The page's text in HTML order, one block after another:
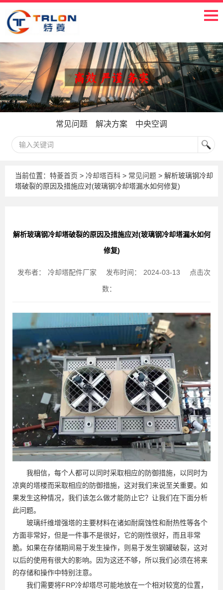
常见问题 解决方案 中央空调
当前位置： 特菱首页 > 冷却塔百科 > 常见问题 > 解析玻璃钢冷却
塔破裂的原因及措施应对(玻璃钢冷却塔漏水如何修复)
解析玻璃钢冷却塔破裂的原因及措施应对(玻璃钢冷却塔漏水如何
修复)
发布者： 冷却塔配件厂家 发布时间： 2024-03-13 点击次
数：
我相信，每个人都可以同时采取相应的防御措施，以同时为
凉爽的塔楼而采取相应的防御措施，这对我们来说至关重要。如
果发生这种情况，我们该怎么做才能防止它？让我们在下面分析
此问题。
玻璃纤维增​​强塔的主要材料在诸如耐腐蚀性和耐热性等各个
方面非常好，但是一件事不是很好，它的刚性很好，而且非常
脆。如果在存储期间易于发生操作，则易于发生钢罐破裂，这对
以后的使用有很大的影响。因为这还不够，所以我们必须在将来
的存储和操作中特别注意。
我们需要将FRP冷却塔尽可能地放在一个相对较宽的位置，